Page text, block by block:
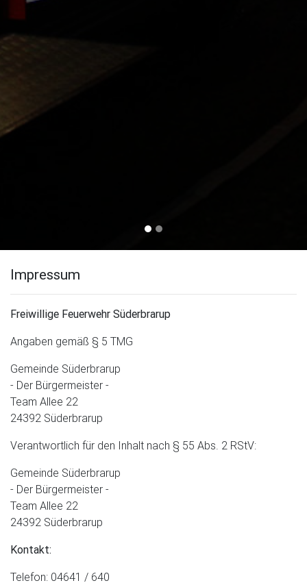
Impressum
Freiwillige Feuerwehr Süderbrarup
Angaben gemäß § 5 TMG
Gemeinde Süderbrarup
- Der Bürgermeister -
Team Allee 22
24392 Süderbrarup
Verantwortlich für den Inhalt nach § 55 Abs. 2 RStV:
Gemeinde Süderbrarup
- Der Bürgermeister -
Team Allee 22
24392 Süderbrarup
Kontakt:
Telefon: 04641 / 640